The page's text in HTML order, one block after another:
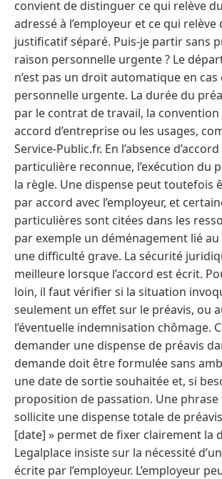
convient de distinguer ce qui relève
adressé à l’employeur et ce qui relève
justificatif séparé. Puis-je partir sans
raison personnelle urgente ? Le
n’est pas un droit automatique en cas
personnelle urgente. La durée du
par le contrat de travail, la convention
accord d’entreprise ou les usages,
Service-Public.fr. En l’absence
particulière reconnue, l’exécution du
la règle. Une dispense peut toutefois
par accord avec l’employeur, et
particulières sont citées dans les
par exemple un déménagement lié
une difficulté grave. La sécurité
meilleure lorsque l’accord est écrit.
loin, il faut vérifier si la situation
seulement un effet sur le préavis, ou
l’éventuelle indemnisation chômage.
demander une dispense de préavis
demande doit être formulée sans
une date de sortie souhaitée et, si
proposition de passation. Une phrase
sollicite une dispense totale de
[date] » permet de fixer clairement la
Legalplace insiste sur la nécessité
écrite par l’employeur. L’employeur